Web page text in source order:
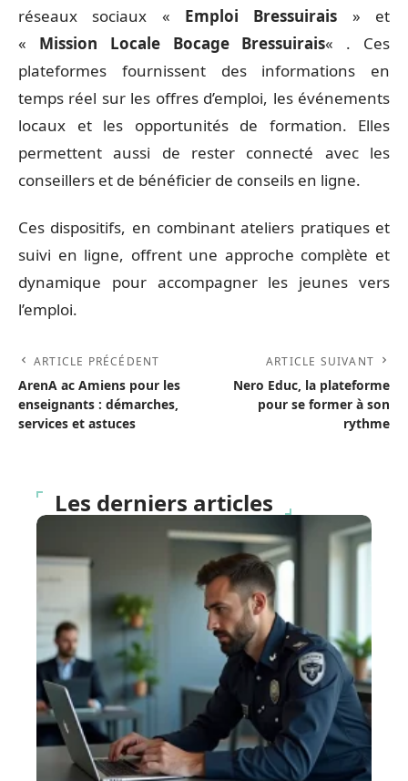
réseaux sociaux « Emploi Bressuirais » et
« Mission Locale Bocage Bressuirais« . Ces
plateformes fournissent des informations en
temps réel sur les offres d’emploi, les événements
locaux et les opportunités de formation. Elles
permettent aussi de rester connecté avec les
conseillers et de bénéficier de conseils en ligne.
Ces dispositifs, en combinant ateliers pratiques et
suivi en ligne, offrent une approche complète et
dynamique pour accompagner les jeunes vers
l’emploi.
ARTICLE PRÉCÉDENT
ArenA ac Amiens pour les
enseignants : démarches,
services et astuces
ARTICLE SUIVANT
Nero Educ, la plateforme
pour se former à son
rythme
Les derniers articles